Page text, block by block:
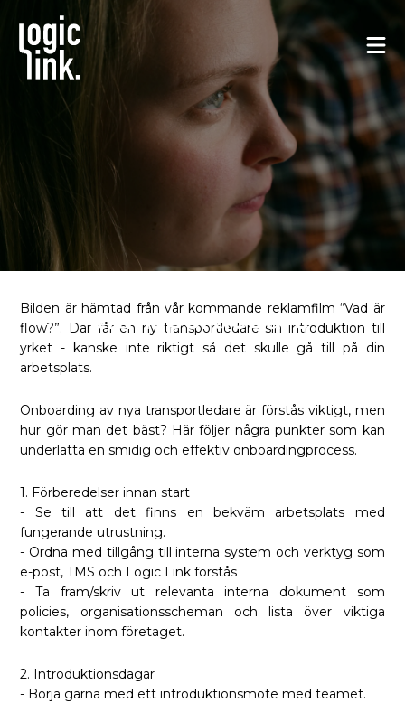
transportledare
Bilden är hämtad från vår kommande reklamfilm “Vad är
flow?”. Där får en ny transportledare sin introduktion till
yrket - kanske inte riktigt så det skulle gå till på din
arbetsplats.
Onboarding av nya transportledare är förstås viktigt, men
hur gör man det bäst? Här följer några punkter som kan
underlätta en smidig och effektiv onboardingprocess.
1. Förberedelser innan start
- Se till att det finns en bekväm arbetsplats med
fungerande utrustning.
- Ordna med tillgång till interna system och verktyg som
e-post, TMS och Logic Link förstås
- Ta fram/skriv ut relevanta interna dokument som
policies, organisationsscheman och lista över viktiga
kontakter inom företaget.
2. Introduktionsdagar
- Börja gärna med ett introduktionsmöte med teamet.